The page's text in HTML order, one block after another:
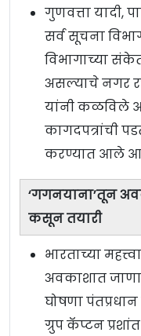
गुणवत्ता यादी,
सर्व सूचना
विभागाच्या
असल्याचे नगर
यांनी कळविले
कागदपत्रांची
करण्यात आले
‘गगनयाना’तून
कसून तयारी
भारताच्या
अवकाशात
घोषणा
ग्रुप कॅप्टन